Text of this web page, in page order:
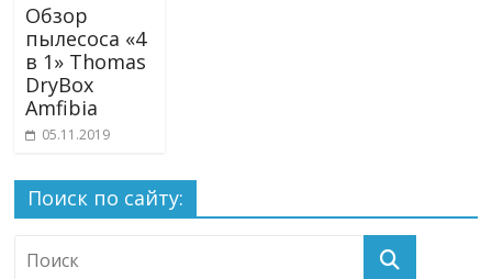
Обзор
пылесоса «4
в 1» Thomas
DryBox
Amfibia
05.11.2019
Поиск по сайту: